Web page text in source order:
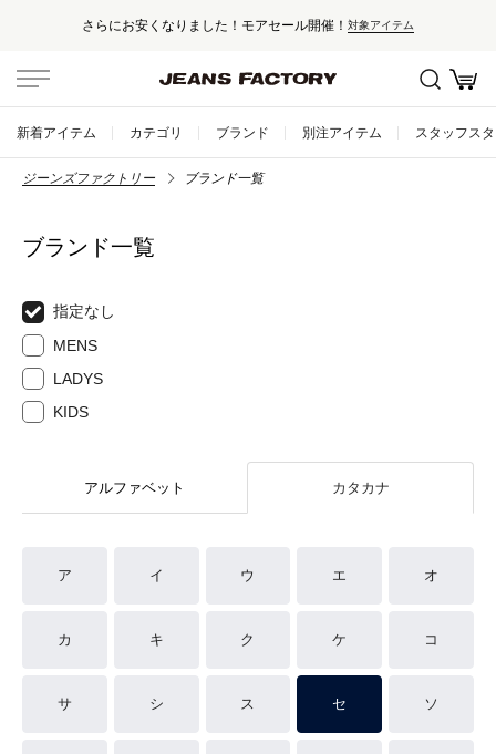
さらにお安くなりました！モアセール開催！ 対象アイテム
新着アイテム カテゴリ ブランド 別注アイテム スタッフス
ジーンズファクトリー ブランド一覧
ブランド一覧
指定なし
MENS
LADYS
KIDS
アルファベット カタカナ
ア イ ウ エ オ
カ キ ク ケ コ
サ シ ス セ ソ